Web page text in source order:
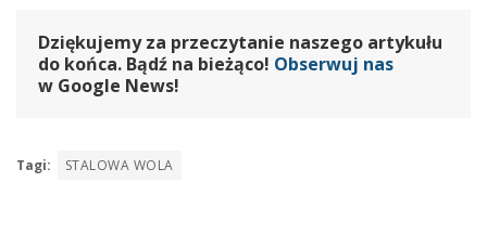
Dziękujemy za przeczytanie naszego artykułu
do końca. Bądź na bieżąco! Obserwuj nas
w Google News!
Tagi: STALOWA WOLA